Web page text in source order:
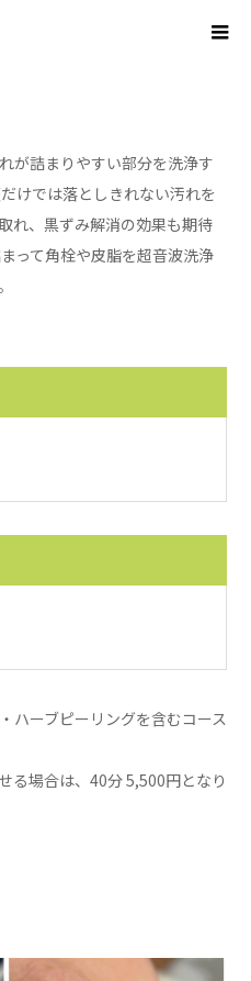
が詰まりやすい部分を洗浄す
けでは落としきれない汚れを
れ、黒ずみ解消の効果も期待
って角栓や皮脂を超音波洗浄
ハーブピーリングを含むコース
る場合は、40分 5,500円となり